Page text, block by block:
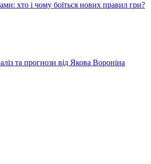
хто і чому боїться нових правил гри?
та прогнози від Якова Вороніна